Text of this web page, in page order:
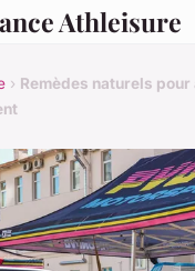
Athleisure
› Remèdes naturels